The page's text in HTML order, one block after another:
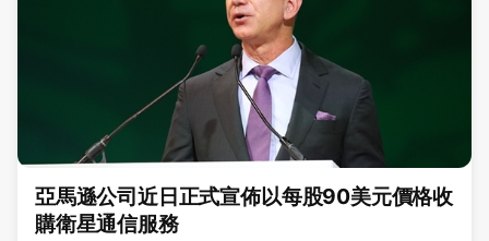
亞馬遜公司近日正式宣佈以每股90美元價格收
購衛星通信服務